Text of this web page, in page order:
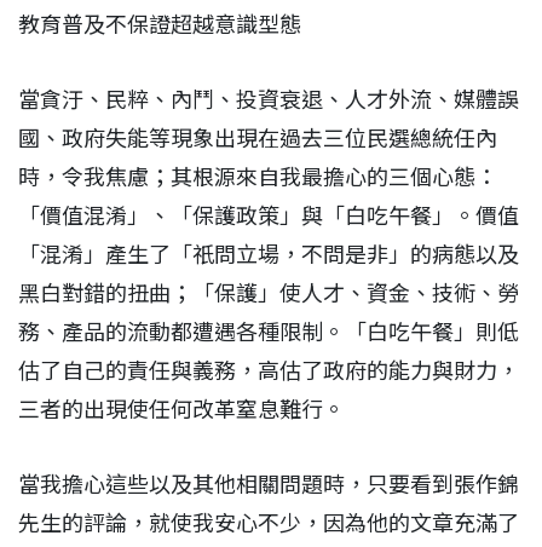
教育普及不保證超越意識型態
當貪汙、民粹、內鬥、投資衰退、人才外流、媒體誤
國、政府失能等現象出現在過去三位民選總統任內
時，令我焦慮；其根源來自我最擔心的三個心態：
「價值混淆」、「保護政策」與「白吃午餐」。價值
「混淆」產生了「祇問立場，不問是非」的病態以及
黑白對錯的扭曲；「保護」使人才、資金、技術、勞
務、產品的流動都遭遇各種限制。「白吃午餐」則低
估了自己的責任與義務，高估了政府的能力與財力，
三者的出現使任何改革窒息難行。
當我擔心這些以及其他相關問題時，只要看到張作錦
先生的評論，就使我安心不少，因為他的文章充滿了